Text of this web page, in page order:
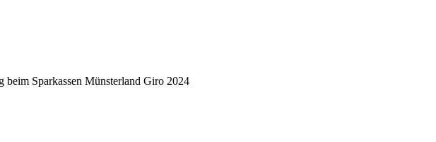
beim Sparkassen Münsterland Giro 2024